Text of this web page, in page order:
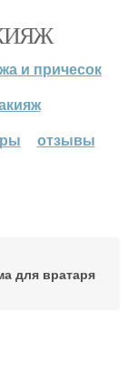
и причесок
отзывы
для вратаря